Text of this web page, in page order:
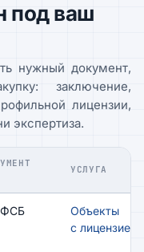
под ваш
нужный документ,
заключение,
лицензии,
экспертиза.
УСЛУГА
ФСБ
Объекты
с лицензией